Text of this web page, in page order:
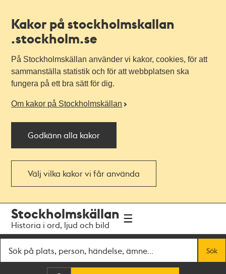
Kakor på stockholmskallan
.stockholm.se
På Stockholmskällan använder vi kakor, cookies, för att
sammanställa statistik och för att webbplatsen ska
fungera på ett bra sätt för dig.
Om kakor på Stockholmskällan
Godkänn alla kakor
Välj vilka kakor vi får använda
navigationen
huvudinnehållet
Stockholmskällan
Historia i ord, ljud och bild
Sök